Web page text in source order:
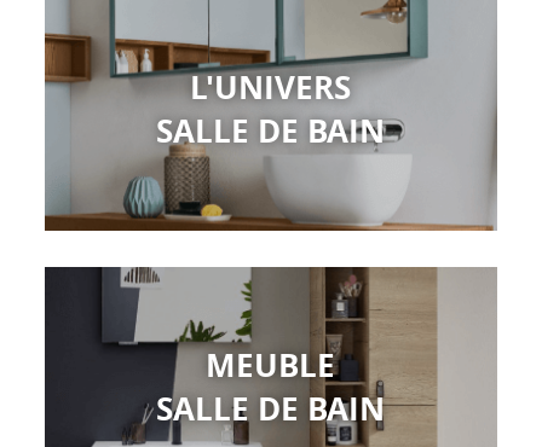
L'UNIVERS
SALLE DE BAIN
MEUBLE
SALLE DE BAIN